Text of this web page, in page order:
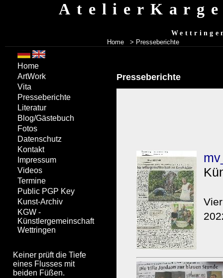
Home > Presseberichte
Presseberichte
Home
ArtWork
Vita
Presseberichte
Literatur
Blog/Gästebuch
Fotos
Datenschutz
Kontakt
Impressum
Videos
Termine
Public PGP Key
Kunst-Archiv
KGW -
Künstlergemeinschaft
Wettringen
Keiner prüft die Tiefe
eines Flusses mit
beiden Füßen.